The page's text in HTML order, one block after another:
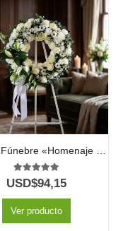
5.00 out of 5
USD$94,15
Ver producto